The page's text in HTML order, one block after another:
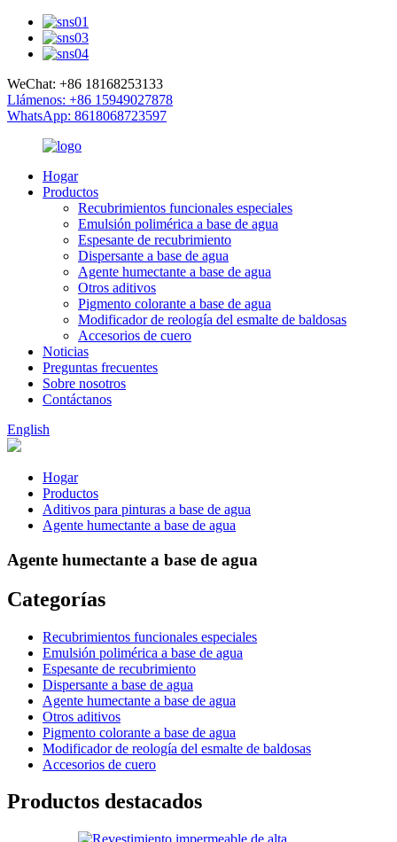
WeChat: +86 18168253133
Llámenos: +86 15949027878
WhatsApp: 8618068723597
Hogar
Productos
Recubrimientos funcionales especiales
Emulsión polimérica a base de agua
Espesante de recubrimiento
Dispersante a base de agua
Agente humectante a base de agua
Otros aditivos
Pigmento colorante a base de agua
Modificador de reología del esmalte de baldosas
Accesorios de cuero
Noticias
Preguntas frecuentes
Sobre nosotros
Contáctanos
English
Hogar
Productos
Aditivos para pinturas a base de agua
Agente humectante a base de agua
Agente humectante a base de agua
Categorías
Recubrimientos funcionales especiales
Emulsión polimérica a base de agua
Espesante de recubrimiento
Dispersante a base de agua
Agente humectante a base de agua
Otros aditivos
Pigmento colorante a base de agua
Modificador de reología del esmalte de baldosas
Accesorios de cuero
Productos destacados